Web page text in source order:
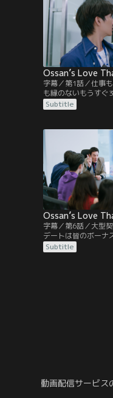
字幕／第1話／仕事
も縁のないもうすぐ
業マンのヘン。ある
上司のコンデートと
を目撃して、動揺す
のモーがチェンマ
る。平凡なヘンの
開けだった…
Subtitle
字幕／第6話／大型
デートは皆のボーナ
で一週間の研修に呼
オフィスを出ていく
Subtitle
動画配信サービス